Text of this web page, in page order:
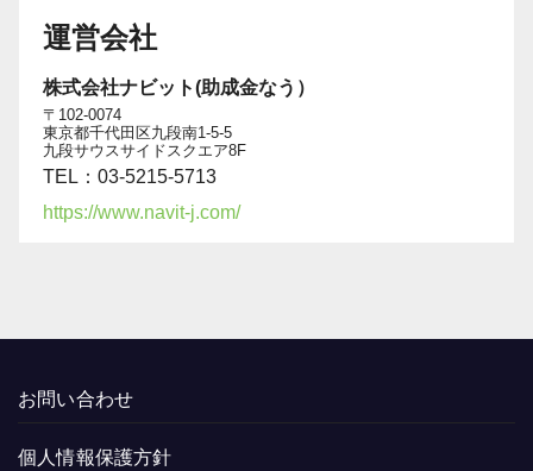
運営会社
株式会社ナビット(助成金なう）
〒102-0074
東京都千代田区九段南1-5-5
九段サウスサイドスクエア8F
TEL：03-5215-5713
https://www.navit-j.com/
お問い合わせ
個人情報保護方針